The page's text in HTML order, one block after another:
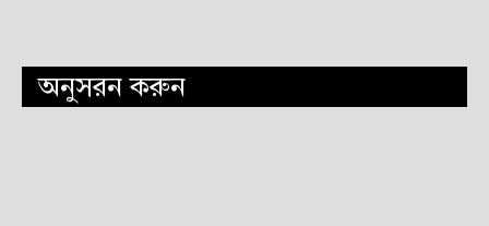
অনুসরন করুন